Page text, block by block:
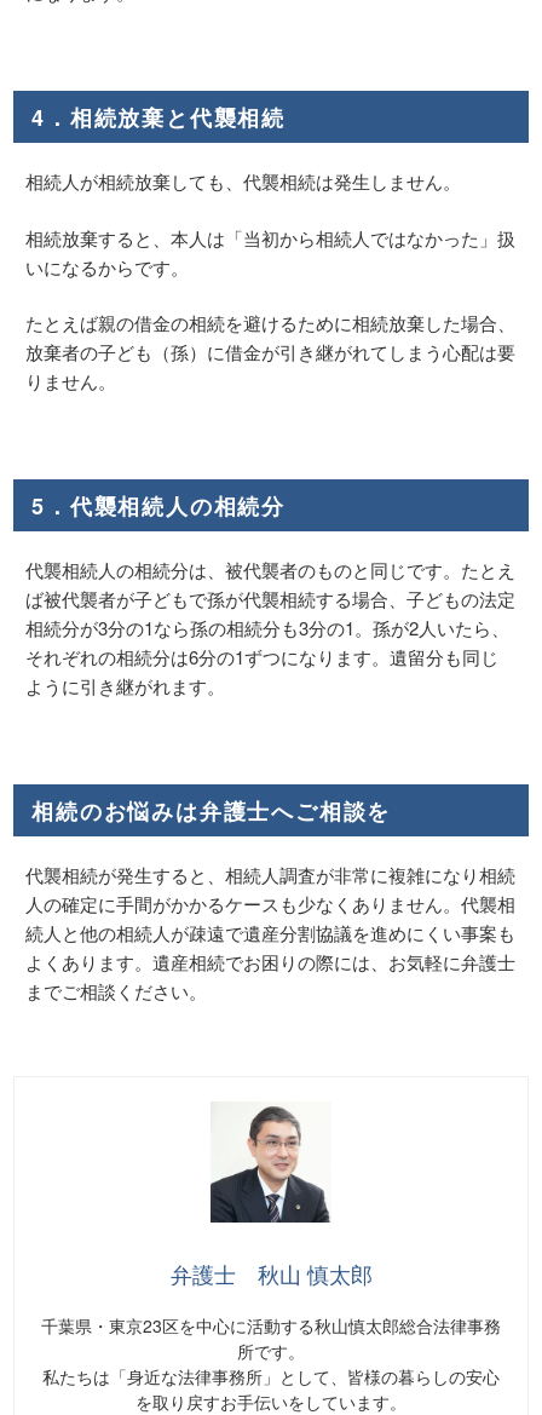
4．相続放棄と代襲相続
相続人が相続放棄しても、代襲相続は発生しません。
相続放棄すると、本人は「当初から相続人ではなかった」扱
いになるからです。
たとえば親の借金の相続を避けるために相続放棄した場合、
放棄者の子ども（孫）に借金が引き継がれてしまう心配は要
りません。
5．代襲相続人の相続分
代襲相続人の相続分は、被代襲者のものと同じです。たとえ
ば被代襲者が子どもで孫が代襲相続する場合、子どもの法定
相続分が3分の1なら孫の相続分も3分の1。孫が2人いたら、
それぞれの相続分は6分の1ずつになります。遺留分も同じ
ように引き継がれます。
相続のお悩みは弁護士へご相談を
代襲相続が発生すると、相続人調査が非常に複雑になり相続
人の確定に手間がかかるケースも少なくありません。代襲相
続人と他の相続人が疎遠で遺産分割協議を進めにくい事案も
よくあります。遺産相続でお困りの際には、お気軽に弁護士
までご相談ください。
弁護士 秋山 慎太郎
千葉県・東京23区を中心に活動する秋山慎太郎総合法律事務
所です。
私たちは「身近な法律事務所」として、皆様の暮らしの安心
を取り戻すお手伝いをしています。